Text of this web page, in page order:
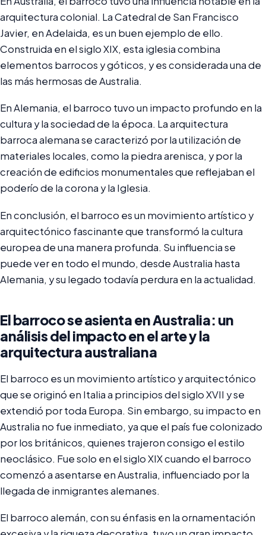
arquitectura colonial. La Catedral de San Francisco
Javier, en Adelaida, es un buen ejemplo de ello.
Construida en el siglo XIX, esta iglesia combina
elementos barrocos y góticos, y es considerada una de
las más hermosas de Australia.
En Alemania, el barroco tuvo un impacto profundo en la
cultura y la sociedad de la época. La arquitectura
barroca alemana se caracterizó por la utilización de
materiales locales, como la piedra arenisca, y por la
creación de edificios monumentales que reflejaban el
poderío de la corona y la Iglesia.
En conclusión, el barroco es un movimiento artístico y
arquitectónico fascinante que transformó la cultura
europea de una manera profunda. Su influencia se
puede ver en todo el mundo, desde Australia hasta
Alemania, y su legado todavía perdura en la actualidad.
El barroco se asienta en Australia: un
análisis del impacto en el arte y la
arquitectura australiana
El barroco es un movimiento artístico y arquitectónico
que se originó en Italia a principios del siglo XVII y se
extendió por toda Europa. Sin embargo, su impacto en
Australia no fue inmediato, ya que el país fue colonizado
por los británicos, quienes trajeron consigo el estilo
neoclásico. Fue solo en el siglo XIX cuando el barroco
comenzó a asentarse en Australia, influenciado por la
llegada de inmigrantes alemanes.
El barroco alemán, con su énfasis en la ornamentación